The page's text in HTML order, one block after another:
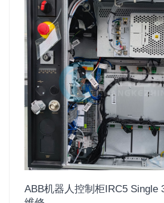
ABB机器人控制柜IRC5 Single